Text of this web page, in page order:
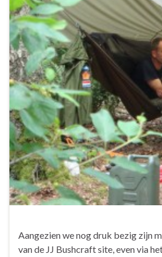
Aangezien we nog druk bezig zijn
van de JJ Bushcraft site, even via